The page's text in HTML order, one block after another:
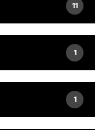
11
1
1